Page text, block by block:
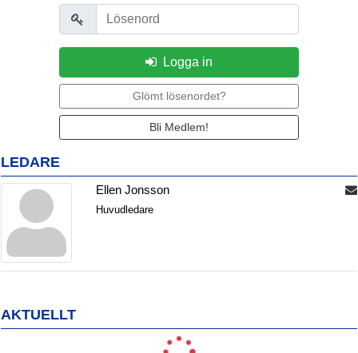
LEDARE
Ellen Jonsson
Huvudledare
AKTUELLT
Lösenord
Logga in
Glömt lösenordet?
Bli Medlem!